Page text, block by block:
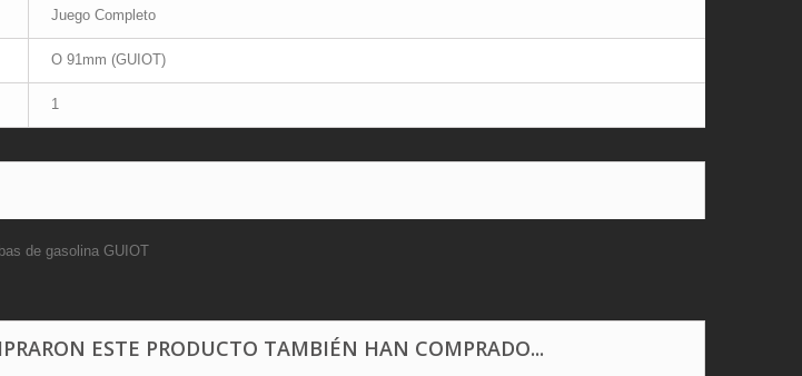
Juego Completo
O 91mm (GUIOT)
1
de gasolina GUIOT
ESTE PRODUCTO TAMBIÉN HAN COMPRADO...